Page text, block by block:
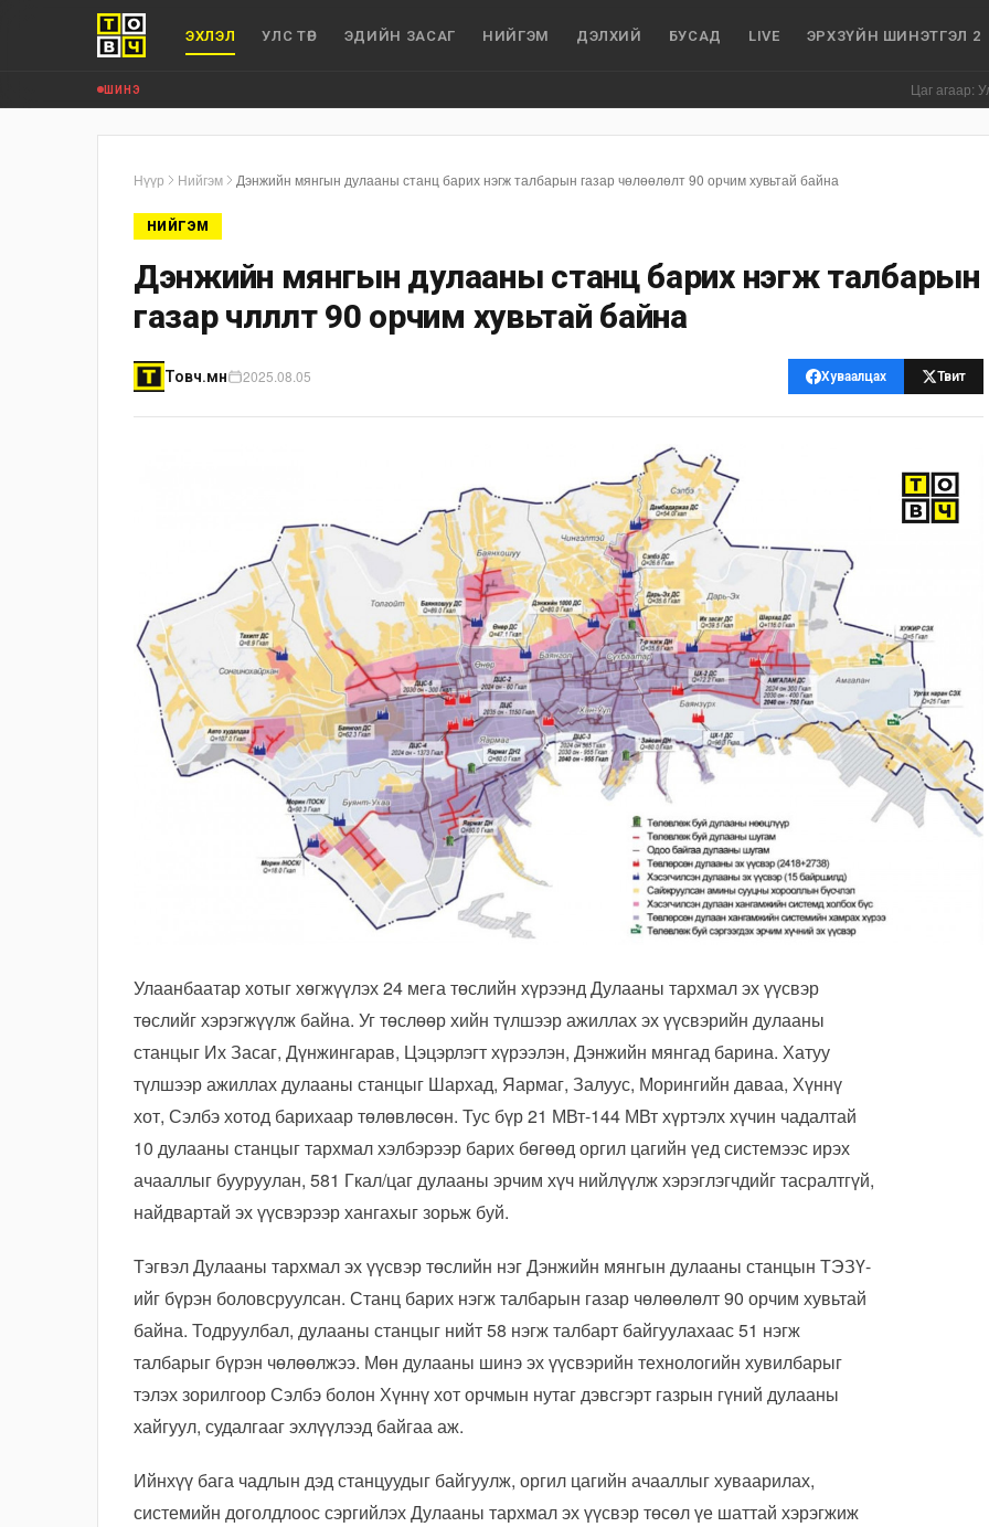
ЭХЛЭЛ УЛС ТӨР ЭДИЙН ЗАСАГ НИЙГЭМ ДЭЛХИЙ БУСАД LIVE ЭРХЗҮЙН ШИНЭТГЭЛ 2
ШИНЭ Цаг агаар:
Нүүр Нийгэм Дэнжийн мянгын дулааны станц барих нэгж талбарын газар чөлөөлөлт 90 орчим хувьтай байна
НИЙГЭМ
Дэнжийн мянгын дулааны станц барих нэгж талбарын
газар чөлөөлөлт 90 орчим хувьтай байна
Товч.мн 2025.08.05 Хуваалцах Твит
Улаанбаатар хотыг хөгжүүлэх 24 мега төслийн хүрээнд Дулааны тархмал эх үүсвэр
төслийг хэрэгжүүлж байна. Уг төслөөр хийн түлшээр ажиллах эх үүсвэрийн дулааны
станцыг Их Засаг, Дүнжингарав, Цэцэрлэгт хүрээлэн, Дэнжийн мянгад барина. Хатуу
түлшээр ажиллах дулааны станцыг Шархад, Яармаг, Залуус, Морингийн даваа, Хүннү
хот, Сэлбэ хотод барихаар төлөвлөсөн. Тус бүр 21 МВт-144 МВт хүртэлх хүчин чадалтай
10 дулааны станцыг тархмал хэлбэрээр барих бөгөөд оргил цагийн үед системээс ирэх
ачааллыг бууруулан, 581 Гкал/цаг дулааны эрчим хүч нийлүүлж хэрэглэгчдийг тасралтгүй,
найдвартай эх үүсвэрээр хангахыг зорьж буй.
Тэгвэл Дулааны тархмал эх үүсвэр төслийн нэг Дэнжийн мянгын дулааны станцын ТЭЗҮ-
ийг бүрэн боловсруулсан. Станц барих нэгж талбарын газар чөлөөлөлт 90 орчим хувьтай
байна. Тодруулбал, дулааны станцыг нийт 58 нэгж талбарт байгуулахаас 51 нэгж
талбарыг бүрэн чөлөөлжээ. Мөн дулааны шинэ эх үүсвэрийн технологийн хувилбарыг
тэлэх зорилгоор Сэлбэ болон Хүннү хот орчмын нутаг дэвсгэрт газрын гүний дулааны
хайгуул, судалгааг эхлүүлээд байгаа аж.
Ийнхүү бага чадлын дэд станцуудыг байгуулж, оргил цагийн ачааллыг хуваарилах,
системийн доголдлоос сэргийлэх Дулааны тархмал эх үүсвэр төсөл үе шаттай хэрэгжиж